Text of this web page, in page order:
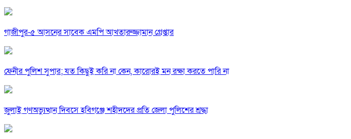
গাজীপুর-৫ আসনের সাবেক এমপি আখতারুজ্জামান গ্রেপ্তার
ফেনীর পুলিশ সুপার; যত কিছুই করি না কেন, কারোরই মন রক্ষা করতে পারি না
জুলাই গণঅভ্যুত্থান দিবসে হবিগঞ্জে শহীদদের প্রতি জেলা পুলিশের শ্রদ্ধা